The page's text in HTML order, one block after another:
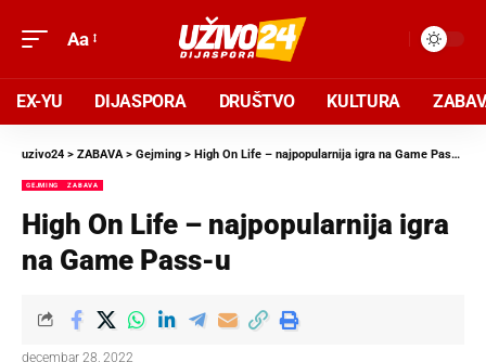
Aa
EX-YU DIJASPORA DRUŠTVO KULTURA
uzivo24 > ZABAVA> Gejming > High On Life – najpopularnija igra na Game Pass-u
GEJMING ZABAVA
High On Life – najpopularnija igra
na Game Pass-u
decembar 28, 2022